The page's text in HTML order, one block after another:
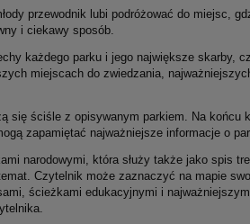
przewodnik lubi podróżować do miejsc,
i ciekawy sposób.
każdego parku i jego największe skarby,
miejscach do zwiedzania,
się ściśle z opisywanym parkiem. Na końcu
zapamiętać najważniejsze informacje o
narodowymi, która służy także jako spis
Czytelnik może zaznaczyć na mapie
ścieżkami edukacyjnymi i